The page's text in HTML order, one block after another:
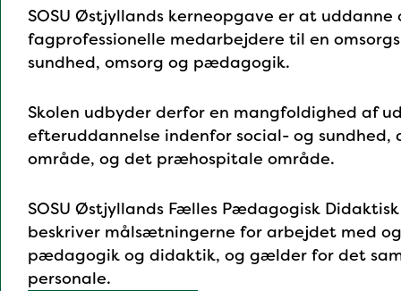
Hent som pdf
SOSU Østjyllands kerneopgave er at
fagprofessionelle medarbejdere til en
sundhed, omsorg og pædagogik.
Skolen udbyder derfor en mangfoldighed af
efteruddannelse indenfor social- og
område, og det præhospitale område.
SOSU Østjyllands Fælles Pædagogisk Didaktisk
beskriver målsætningerne for arbejdet med
pædagogik og didaktik, og gælder for det
personale.